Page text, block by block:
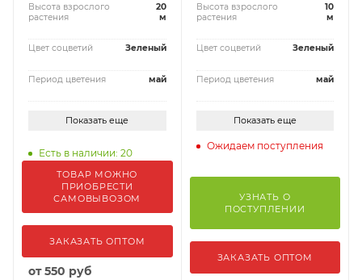
Высота взрослого
растения
20
м
Цвет соцветий Зеленый
Период цветения май
Показать еще
Есть в наличии: 20
ТОВАР МОЖНО
ПРИОБРЕСТИ
САМОВЫВОЗОМ
ЗАКАЗАТЬ ОПТОМ
от550 руб
Высота взрослого
растения
10
м
Цвет соцветий Зеленый
Период цветения май
Показать еще
Ожидаем поступления
УЗНАТЬ О
ПОСТУПЛЕНИИ
ЗАКАЗАТЬ ОПТОМ